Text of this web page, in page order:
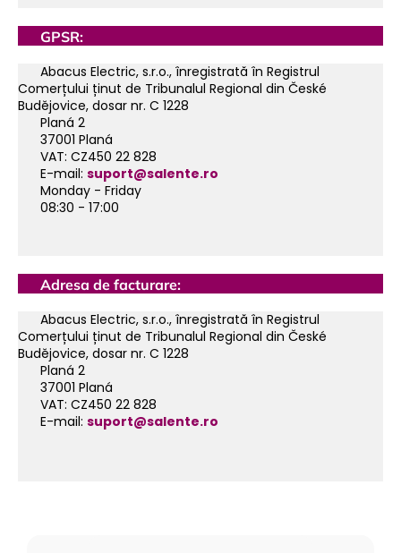
GPSR:
Abacus Electric, s.r.o., înregistrată în Registrul
Comerțului ținut de Tribunalul Regional din České
Budějovice, dosar nr. C 1228
Planá 2
37001 Planá
VAT: CZ450 22 828
E-mail: suport@salente.ro
Monday - Friday
08:30 - 17:00
Adresa de facturare:
Abacus Electric, s.r.o., înregistrată în Registrul
Comerțului ținut de Tribunalul Regional din České
Budějovice, dosar nr. C 1228
Planá 2
37001 Planá
VAT: CZ450 22 828
E-mail: suport@salente.ro